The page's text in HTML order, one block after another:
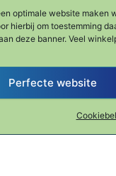
optimale website maken
hierbij om toestemming
deze banner. Veel
Perfecte website
optie kan
d
5.00
€